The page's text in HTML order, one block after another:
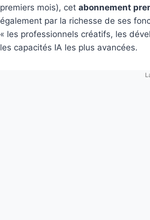
premiers mois), cet abonnement
également par la richesse de ses
« les professionnels créatifs, les
les capacités IA les plus avancées.